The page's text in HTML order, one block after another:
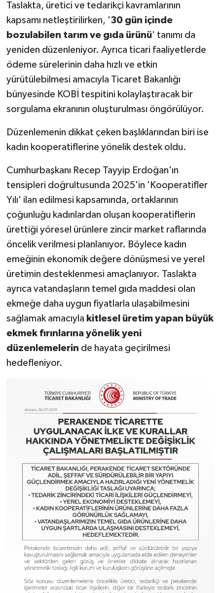
Taslakta, üretici ve tedarikçi kavramlarının
kapsamı netleştirilirken, '30 gün içinde
bozulabilen tarım ve gıda ürünü' tanımı da
yeniden düzenleniyor. Ayrıca ticari faaliyetlerde
ödeme sürelerinin daha hızlı ve etkin
yürütülebilmesi amacıyla Ticaret Bakanlığı
bünyesinde KOBİ tespitini kolaylaştıracak bir
sorgulama ekranının oluşturulması öngörülüyor.
Düzenlemenin dikkat çeken başlıklarından biri ise
kadın kooperatiflerine yönelik destek oldu.
Cumhurbaşkanı Recep Tayyip Erdoğan'ın
tensipleri doğrultusunda 2025'in 'Kooperatifler
Yılı' ilan edilmesi kapsamında, ortaklarının
çoğunluğu kadınlardan oluşan kooperatiflerin
ürettiği yöresel ürünlere zincir market raflarında
öncelik verilmesi planlanıyor. Böylece kadın
emeğinin ekonomik değere dönüşmesi ve yerel
üretimin desteklenmesi amaçlanıyor. Taslakta
ayrıca vatandaşların temel gıda maddesi olan
ekmeğe daha uygun fiyatlarla ulaşabilmesini
sağlamak amacıyla kitlesel üretim yapan büyük
ekmek fırınlarına yönelik yeni
düzenlemelerin de hayata geçirilmesi
hedefleniyor.